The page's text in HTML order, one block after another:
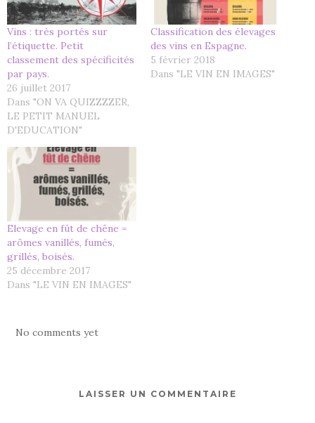
Vins : très portés sur
l’étiquette. Petit
classement des spécificités
par pays.
26 juillet 2017
Dans "ON VA QUIZZZZER,
LE PETIT MANUEL
D'EDUCATION"
Classification des élevages
des vins en Espagne.
5 février 2018
Dans "LE VIN EN IMAGES"
Elevage en fût de chêne =
arômes vanillés, fumés,
grillés, boisés.
25 décembre 2017
Dans "LE VIN EN IMAGES"
No comments yet
LAISSER UN COMMENTAIRE